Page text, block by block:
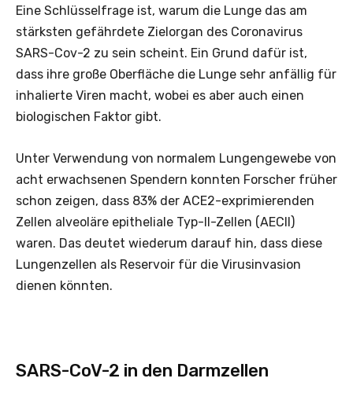
Eine Schlüsselfrage ist, warum die Lunge das am
stärksten gefährdete Zielorgan des Coronavirus
SARS-Cov-2 zu sein scheint. Ein Grund dafür ist,
dass ihre große Oberfläche die Lunge sehr anfällig für
inhalierte Viren macht, wobei es aber auch einen
biologischen Faktor gibt.
Unter Verwendung von normalem Lungengewebe von
acht erwachsenen Spendern konnten Forscher früher
schon zeigen, dass 83% der ACE2-exprimierenden
Zellen alveoläre epitheliale Typ-II-Zellen (AECII)
waren. Das deutet wiederum darauf hin, dass diese
Lungenzellen als Reservoir für die Virusinvasion
dienen könnten.
SARS-CoV-2 in den Darmzellen